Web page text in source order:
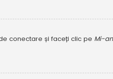
conectare și faceți clic pe Mi-